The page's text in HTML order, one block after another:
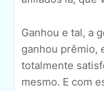
Ganhou e tal, a
ganhou prêmio,
totalmente
mesmo. E com